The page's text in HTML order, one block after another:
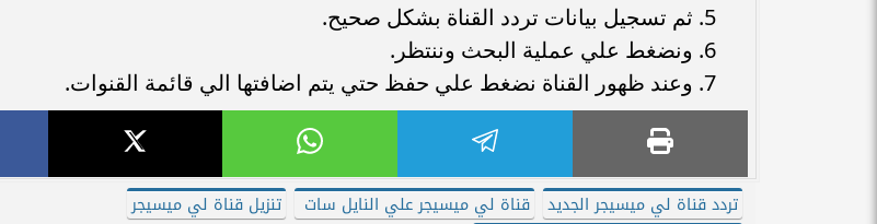
ثم تسجيل بيانات تردد القناة بشكل صحيح.
ونضغط علي عملية البحث وننتظر.
وعند ظهور القناة نضغط علي حفظ حتي يتم اضافتها الي قائمة القنوات.
تردد قناة لي ميسيجر الجديد قناة لي ميسيجر علي النايل سات
تنزيل قناة لي ميسيجر